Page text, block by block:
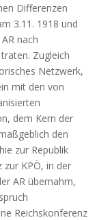
Differenzen
3.11. 1918 und
nach
Zugleich
Netzwerk,
mit den von
dem Kern der
den
zur Republik
KPÖ, in der
AR übernahm,
Reichskonferenz